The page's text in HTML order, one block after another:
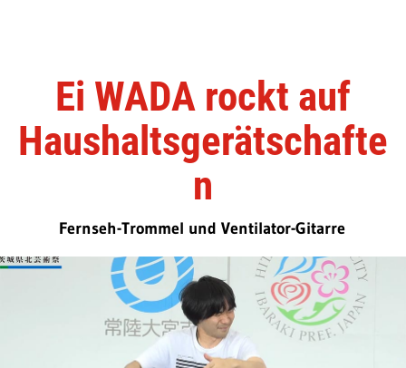
Ei WADA rockt auf
Haushaltsgerätschafte
n
Fernseh-Trommel und Ventilator-Gitarre